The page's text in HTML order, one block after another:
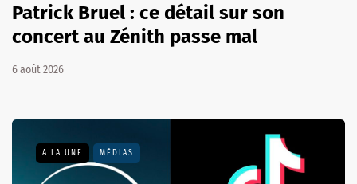
Patrick Bruel : ce détail sur son
concert au Zénith passe mal
6 août 2026
A LA UNE MÉDIAS